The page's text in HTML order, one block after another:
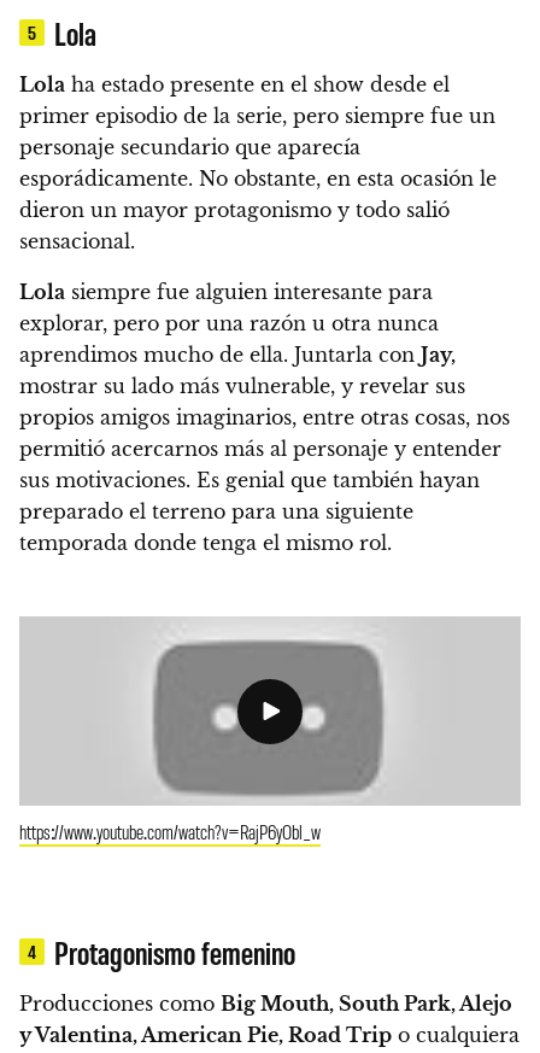
5 Lola
Lola ha estado presente en el show desde el
primer episodio de la serie, pero siempre fue un
personaje secundario que aparecía
esporádicamente. No obstante, en esta ocasión le
dieron un mayor protagonismo y todo salió
sensacional.
Lola siempre fue alguien interesante para
explorar, pero por una razón u otra nunca
aprendimos mucho de ella. Juntarla con Jay,
mostrar su lado más vulnerable, y revelar sus
propios amigos imaginarios, entre otras cosas, nos
permitió acercarnos más al personaje y entender
sus motivaciones. Es genial que también hayan
preparado el terreno para una siguiente
temporada donde tenga el mismo rol.
https://www.youtube.com/watch?v=RajP6yObl_w
4 Protagonismo femenino
Producciones como Big Mouth, South Park, Alejo
y Valentina, American Pie, Road Trip o cualquiera